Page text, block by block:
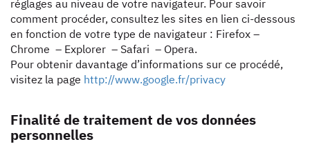
réglages au niveau de votre navigateur. Pour savoir
comment procéder, consultez les sites en lien ci-dessous
en fonction de votre type de navigateur : Firefox –
Chrome – Explorer – Safari – Opera.
Pour obtenir davantage d’informations sur ce procédé,
visitez la page http://www.google.fr/privacy
Finalité de traitement de vos données
personnelles